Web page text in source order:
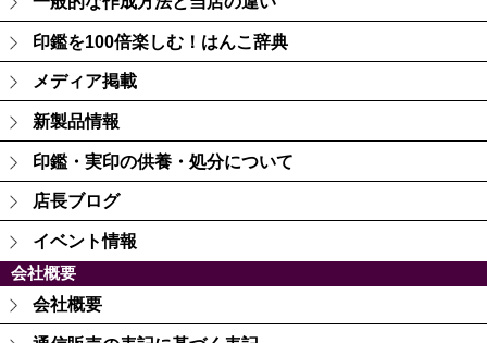
印鑑を100倍楽しむ！はんこ辞典
メディア掲載
新製品情報
印鑑・実印の供養・処分について
店長ブログ
イベント情報
会社概要
会社概要